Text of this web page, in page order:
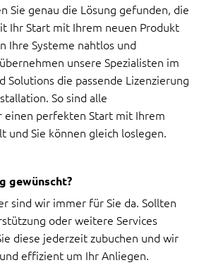
Sie genau die Lösung gefunden, die
Ihr Start mit Ihrem neuen Produkt
Ihre Systeme nahtlos und
unsere Spezialisten im
Solutions die passende Lizenzierung
So sind alle
einen perfekten Start mit Ihrem
und Sie können gleich loslegen.
gewünscht?
sind wir immer für Sie da. Sollten
oder weitere Services
diese jederzeit zubuchen und wir
effizient um Ihr Anliegen.